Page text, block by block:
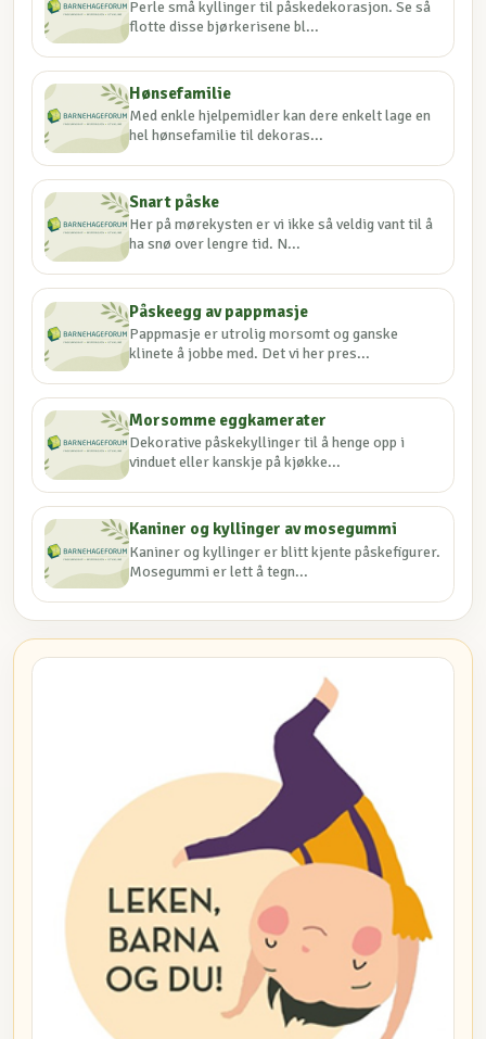
Perle små kyllinger til påskedekorasjon. Se så
flotte disse bjørkerisene bl...
Hønsefamilie
Med enkle hjelpemidler kan dere enkelt lage en
hel hønsefamilie til dekoras...
Snart påske
Her på mørekysten er vi ikke så veldig vant til å
ha snø over lengre tid. N...
Påskeegg av pappmasje
Pappmasje er utrolig morsomt og ganske
klinete å jobbe med. Det vi her pres...
Morsomme eggkamerater
Dekorative påskekyllinger til å henge opp i
vinduet eller kanskje på kjøkke...
Kaniner og kyllinger av mosegummi
Kaniner og kyllinger er blitt kjente påskefigurer.
Mosegummi er lett å tegn...